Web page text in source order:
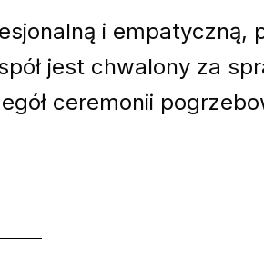
i empatyczną,
jest chwalony za
ceremonii